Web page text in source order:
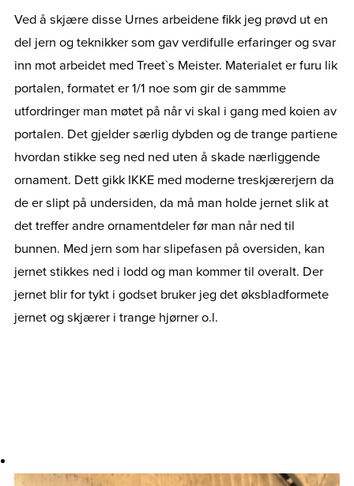
Ved å skjære disse Urnes arbeidene fikk jeg prøvd ut en
del jern og teknikker som gav verdifulle erfaringer og svar
inn mot arbeidet med Treet`s Meister. Materialet er furu lik
portalen, formatet er 1/1 noe som gir de sammme
utfordringer man møtet på når vi skal i gang med koien av
portalen. Det gjelder særlig dybden og de trange partiene
hvordan stikke seg ned ned uten å skade nærliggende
ornament. Dett gikk IKKE med moderne treskjærerjern da
de er slipt på undersiden, da må man holde jernet slik at
det treffer andre ornamentdeler før man når ned til
bunnen. Med jern som har slipefasen på oversiden, kan
jernet stikkes ned i lodd og man kommer til overalt. Der
jernet blir for tykt i godset bruker jeg det øksbladformete
jernet og skjærer i trange hjørner o.l.